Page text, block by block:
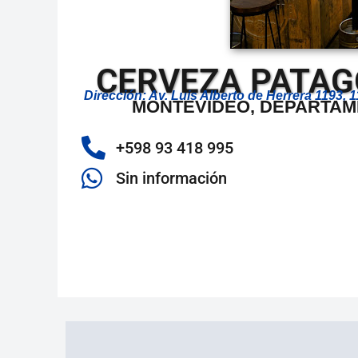
CERVEZA
Dirección: Av. Luis Alberto de Herrera 1193,
MONTEVIDEO,
+598 93 418 995
Sin información